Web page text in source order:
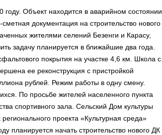
году. Объект находится в аварийном состоянии
документация на строительство нового
жителями селений Безенги и Карасу,
задачу планируется в ближайшие два года.
покрытия на участке 4,6 км. Школа с.
ее реконструкция с пристройкой
рублей. Режим работы в одну смену.
По просьбе жителей населенного пункта
спортивного зала. Сельский Дом культуры
проекта «Культурная среда»
планируется начать строительство нового ДК